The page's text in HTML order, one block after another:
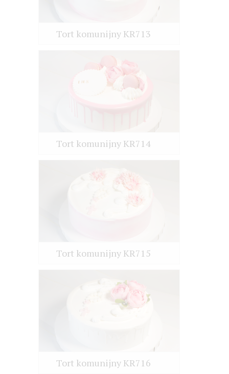
Tort komunijny KR713
Tort komunijny KR714
Tort komunijny KR715
Tort komunijny KR716